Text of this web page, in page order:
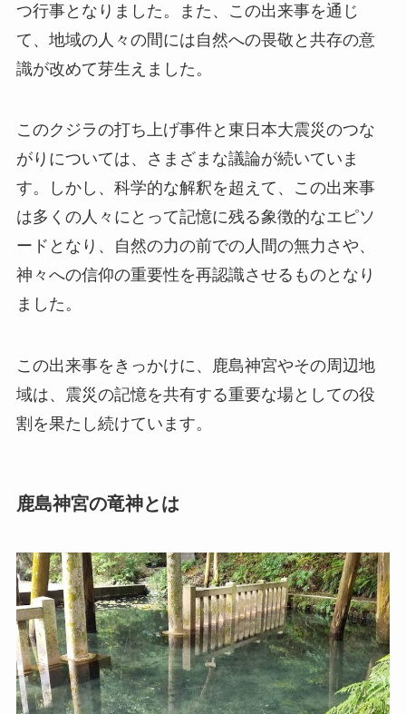
つ行事となりました。また、この出来事を通じ
て、地域の人々の間には自然への畏敬と共存の意
識が改めて芽生えました。
このクジラの打ち上げ事件と東日本大震災のつな
がりについては、さまざまな議論が続いていま
す。しかし、科学的な解釈を超えて、この出来事
は多くの人々にとって記憶に残る象徴的なエピソ
ードとなり、自然の力の前での人間の無力さや、
神々への信仰の重要性を再認識させるものとなり
ました。
この出来事をきっかけに、鹿島神宮やその周辺地
域は、震災の記憶を共有する重要な場としての役
割を果たし続けています。
鹿島神宮の竜神とは